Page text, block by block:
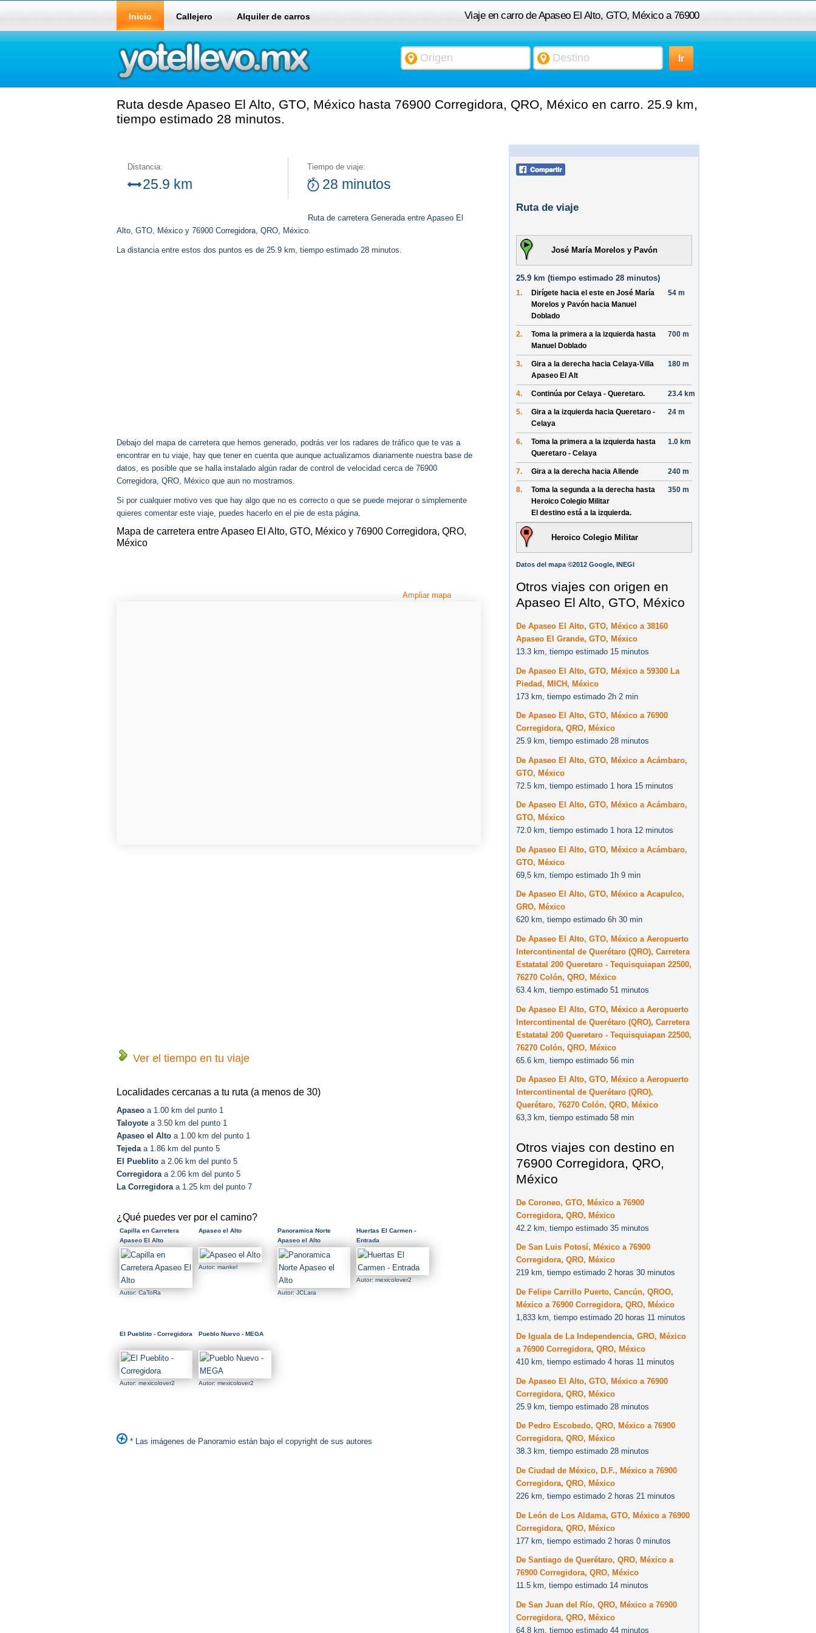
Viaje en carro de Apaseo El Alto, GTO, México a 76900
Corregidora, QRO, México
Inicio Callejero Alquiler de carros
Ruta desde Apaseo El Alto, GTO, México hasta 76900 Corregidora, QRO, México en carro. 25.9 km,
tiempo estimado 28 minutos.
Distancia:
25.9 km
Tiempo de viaje:
28 minutos
Ruta de carretera Generada entre Apaseo El
Alto, GTO, México y 76900 Corregidora, QRO, México.
La distancia entre estos dos puntos es de 25.9 km, tiempo estimado 28 minutos.
Debajo del mapa de carretera que hemos generado, podrás ver los radares de tráfico que te vas a
encontrar en tu viaje, hay que tener en cuenta que aunque actualizamos diariamente nuestra base de
datos, es posible que se halla instalado algún radar de control de velocidad cerca de 76900
Corregidora, QRO, México que aun no mostramos.
Si por cualquier motivo ves que hay algo que no es correcto o que se puede mejorar o simplemente
quieres comentar este viaje, puedes hacerlo en el pie de esta página.
Mapa de carretera entre Apaseo El Alto, GTO, México y 76900 Corregidora, QRO,
México
Ampliar mapa
Ver el tiempo en tu viaje
Localidades cercanas a tu ruta (a menos de 30)
Apaseo a 1.00 km del punto 1
Taloyote a 3.50 km del punto 1
Apaseo el Alto a 1.00 km del punto 1
Tejedaa 1.86 km del punto 5
El Pueblito a 2.06 km del punto 5
Corregidoraa 2.06 km del punto 5
La Corregidoraa 1.25 km del punto 7
¿Qué puedes ver por el camino?
Capilla en Carretera
Apaseo El Alto
Autor: CaToRa
Apaseo el Alto
Autor: mankel
Panoramica Norte
Apaseo el Alto
Autor: JCLara
Huertas El Carmen -
Entrada
Autor: mexicolover2
El Pueblito - Corregidora
Autor: mexicolover2
Pueblo Nuevo - MEGA
Autor: mexicolover2
* Las imágenes de Panoramio están bajo el copyright de sus autores
Ruta de viaje
José María Morelos y Pavón
25.9 km (tiempo estimado 28 minutos)
1. Dirígete hacia el este en José María
Morelos y Pavón hacia Manuel
Doblado
54 m
2.
Toma la primera a la izquierda hasta
Manuel Doblado
700 m
3. Gira a la derecha hacia Celaya-Villa
Apaseo El Alt
180 m
4. Continúa por Celaya - Queretaro. 23.4 km
5. Gira a la izquierda hacia Queretaro -
Celaya
24 m
6.
Toma la primera a la izquierda hasta
Queretaro - Celaya
1.0 km
7. Gira a la derecha hacia Allende 240 m
8.
Toma la segunda a la derecha hasta
Heroico Colegio Militar
El destino está a la izquierda.
350 m
Heroico Colegio Militar
Datos del mapa ©2012 Google, INEGI
Otros viajes con origen en
Apaseo El Alto, GTO, México
De Apaseo El Alto, GTO, México a 38160
Apaseo El Grande, GTO, México
13.3 km, tiempo estimado 15 minutos
De Apaseo El Alto, GTO, México a 59300 La
Piedad, MICH, México
173 km, tiempo estimado 2h 2 min
De Apaseo El Alto, GTO, México a 76900
Corregidora, QRO, México
25.9 km, tiempo estimado 28 minutos
De Apaseo El Alto, GTO, México a Acámbaro,
GTO, México
72.5 km, tiempo estimado 1 hora 15 minutos
De Apaseo El Alto, GTO, México a Acámbaro,
GTO, México
72.0 km, tiempo estimado 1 hora 12 minutos
De Apaseo El Alto, GTO, México a Acámbaro,
GTO, México
69,5 km, tiempo estimado 1h 9 min
De Apaseo El Alto, GTO, México a Acapulco,
GRO, México
620 km, tiempo estimado 6h 30 min
De Apaseo El Alto, GTO, México a Aeropuerto
Intercontinental de Querétaro (QRO), Carretera
Estatatal 200 Queretaro - Tequisquiapan 22500,
76270 Colón, QRO, México
63.4 km, tiempo estimado 51 minutos
De Apaseo El Alto, GTO, México a Aeropuerto
Intercontinental de Querétaro (QRO), Carretera
Estatatal 200 Queretaro - Tequisquiapan 22500,
76270 Colón, QRO, México
65.6 km, tiempo estimado 56 min
De Apaseo El Alto, GTO, México a Aeropuerto
Intercontinental de Querétaro (QRO),
Querétaro, 76270 Colón, QRO, México
63,3 km, tiempo estimado 58 min
Otros viajes con destino en
76900 Corregidora, QRO,
México
De Coroneo, GTO, México a 76900
Corregidora, QRO, México
42.2 km, tiempo estimado 35 minutos
De San Luis Potosí, México a 76900
Corregidora, QRO, México
219 km, tiempo estimado 2 horas 30 minutos
De Felipe Carrillo Puerto, Cancún, QROO,
México a 76900 Corregidora, QRO, México
1,833 km, tiempo estimado 20 horas 11 minutos
De Iguala de La Independencia, GRO, México
a 76900 Corregidora, QRO, México
410 km, tiempo estimado 4 horas 11 minutos
De Apaseo El Alto, GTO, México a 76900
Corregidora, QRO, México
25.9 km, tiempo estimado 28 minutos
De Pedro Escobedo, QRO, México a 76900
Corregidora, QRO, México
38.3 km, tiempo estimado 28 minutos
De Ciudad de México, D.F., México a 76900
Corregidora, QRO, México
226 km, tiempo estimado 2 horas 21 minutos
De León de Los Aldama, GTO, México a 76900
Corregidora, QRO, México
177 km, tiempo estimado 2 horas 0 minutos
De Santiago de Querétaro, QRO, México a
76900 Corregidora, QRO, México
11.5 km, tiempo estimado 14 minutos
De San Juan del Río, QRO, México a 76900
Corregidora, QRO, México
64.8 km, tiempo estimado 44 minutos